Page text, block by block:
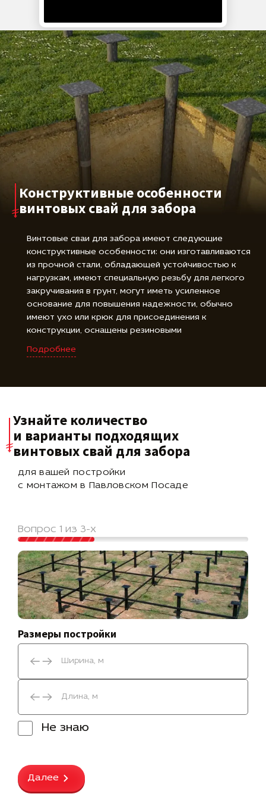
Конструктивные особенности
винтовых свай для забора
Винтовые сваи для забора имеют следующие
конструктивные особенности: они изготавливаются
из прочной стали, обладающей устойчивостью к
нагрузкам, имеют специальную резьбу для легкого
закручивания в грунт, могут иметь усиленное
основание для повышения надежности, обычно
имеют ухо или крюк для присоединения к
конструкции, оснащены резиновыми
амортизаторами или гайками для регулировки
высоты, оцинкованное покрытие защищает от
Подробнее
Узнайте количество
и варианты подходящих
винтовых свай для забора
для вашей постройки
с монтажом в Павловском Посаде
Вопрос 1 из 3-х
Размеры постройки
Не знаю
Далее